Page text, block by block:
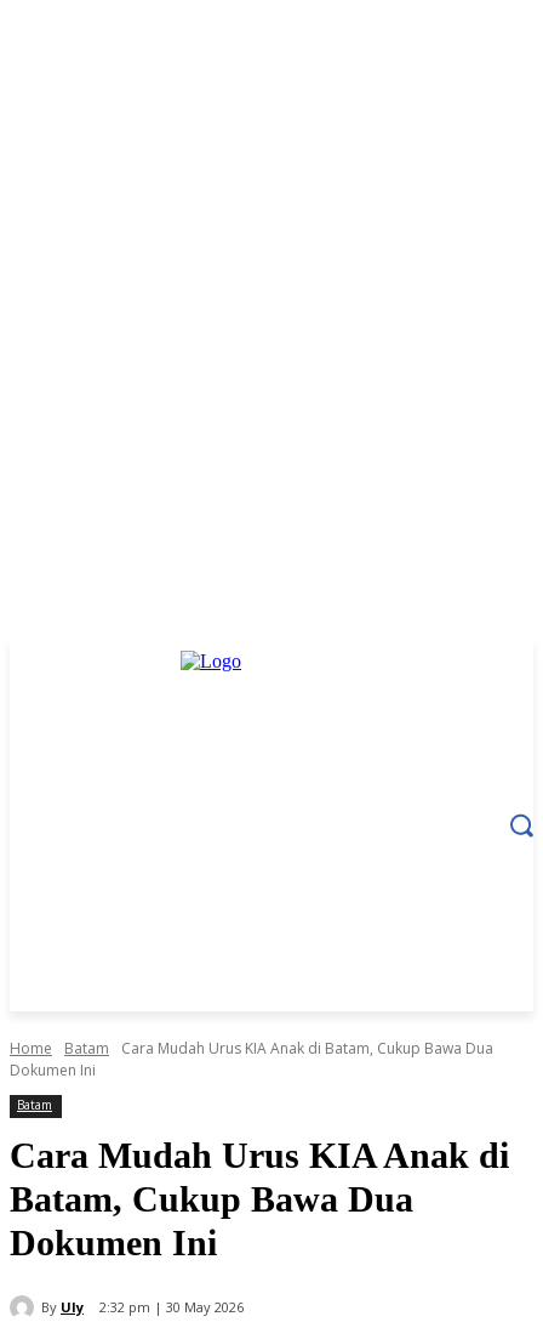
Home Batam
Cara Mudah Urus KIA Anak di Batam, Cukup Bawa Dua
Dokumen Ini
Batam
Cara Mudah Urus KIA Anak di
Batam, Cukup Bawa Dua
Dokumen Ini
By Uly 2:32 pm | 30 May 2026